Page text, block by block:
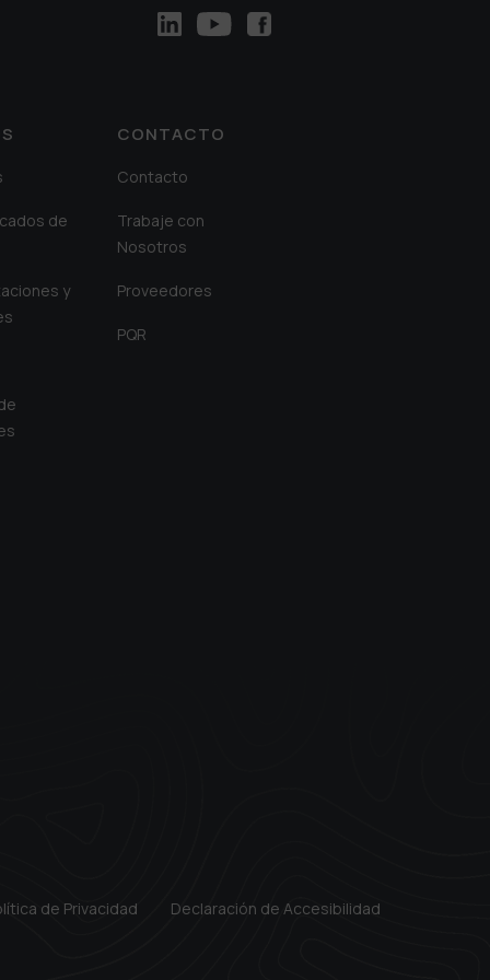
de
y
CONTACTO
Contacto
Trabaje con
Nosotros
Proveedores
PQR
de Privacidad Declaración de Accesibilidad